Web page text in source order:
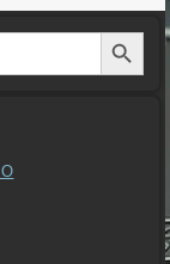
Search Button